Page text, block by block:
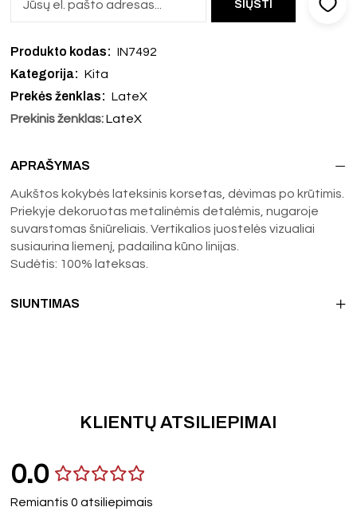
Produkto kodas: IN7492
Kategorija: Kita
Prekės ženklas: LateX
Prekinis ženklas: LateX
APRAŠYMAS
Aukštos kokybės lateksinis korsetas, dėvimas po krūtimis.
Priekyje dekoruotas metalinėmis detalėmis, nugaroje
suvarstomas šniūreliais. Vertikalios juostelės vizualiai
susiaurina liemenį, padailina kūno linijas.
Sudėtis: 100% lateksas.
SIUNTIMAS
KLIENTŲ ATSILIEPIMAI
0.0
Remiantis 0 atsiliepimais